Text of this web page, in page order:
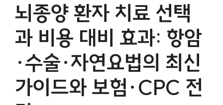
뇌종양 환자 치료 선택
과 비용 대비 효과: 항암
·수술·자연요법의 최신
가이드와 보험·CPC 전